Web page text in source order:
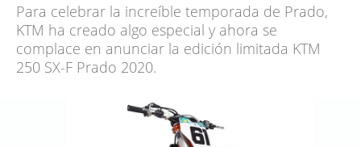
Para celebrar la increíble temporada de Prado,
KTM ha creado algo especial y ahora se
complace en anunciar la edición limitada KTM
250 SX-F Prado 2020.